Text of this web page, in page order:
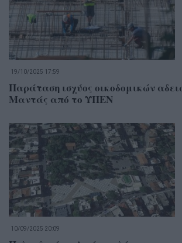
19/10/2025 17:59
Παράταση ισχύος οικοδομικών
Μαντάς από το ΥΠΕΝ
10/09/2025 20:09